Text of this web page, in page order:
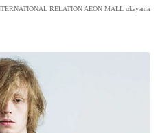
RELATION AEON MALL okayama